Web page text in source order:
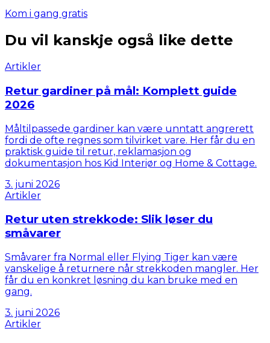
Kom i gang gratis
Du vil kanskje også like dette
Artikler
Retur gardiner på mål: Komplett guide
2026
Måltilpassede gardiner kan være unntatt angrerett
fordi de ofte regnes som tilvirket vare. Her får du en
praktisk guide til retur, reklamasjon og
dokumentasjon hos Kid Interiør og Home & Cottage.
3. juni 2026
Artikler
Retur uten strekkode: Slik løser du
småvarer
Småvarer fra Normal eller Flying Tiger kan være
vanskelige å returnere når strekkoden mangler. Her
får du en konkret løsning du kan bruke med en
gang.
3. juni 2026
Artikler